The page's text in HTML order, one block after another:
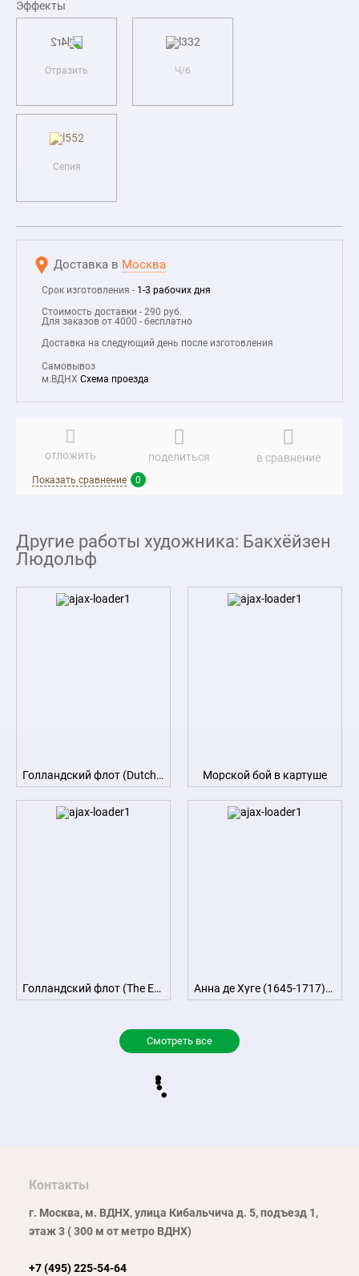
Эффекты
Отразить Ч/б
Сепия
Доставка в Москва
Срок изготовления - 1-3 рабочих дня
Стоимость доставки - 290 руб.
Для заказов от 4000 - бесплатно
Доставка на следующий день после изготовления
Самовывоз
м.ВДНХ Схема проезда
отложить поделиться в сравнение
Показать сравнение 0
Другие работы художника: Бакхёйзен
Людольф
Голландский флот (Dutch Men-of-war off Enkhuizen) Морской бой в картуше
Голландский флот (The Eendracht and a Fleet of Dutch Men-of-war) Анна де Хуге (1645-1717). Четвертая жена художника
Смотреть все
Контакты
г. Москва, м. ВДНХ, улица Кибальчича д. 5, подъезд 1,
этаж 3 ( 300 м от метро ВДНХ)
+7 (495) 225-54-64